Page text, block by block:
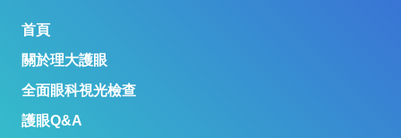
首頁
關於理大護眼
全面眼科視光檢查
護眼Q&A